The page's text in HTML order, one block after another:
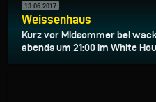
13.06.2017
Weissenhaus
Kurz vor Midsommer bei
abends um 21:00 im White